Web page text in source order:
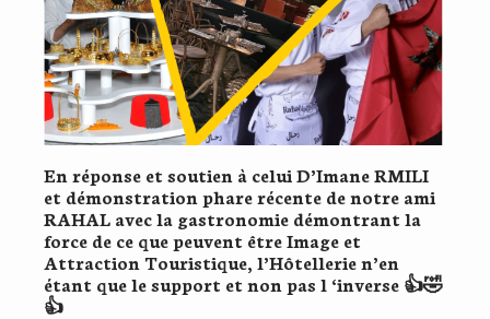
En réponse et soutien à celui D’Imane RMILI
et démonstration phare récente de notre ami
RAHAL avec la gastronomie démontrant la
force de ce que peuvent être Image et
Attraction Touristique, l’Hôtellerie n’en
étant que le support et non pas l ‘inverse 👍🤣
👍